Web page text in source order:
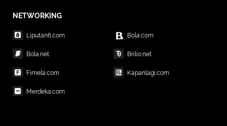
NETWORKING
Liputan6.com Bola.com
Bola.net Brilio.net
Fimela.com Kapanlagi.com
Merdeka.com